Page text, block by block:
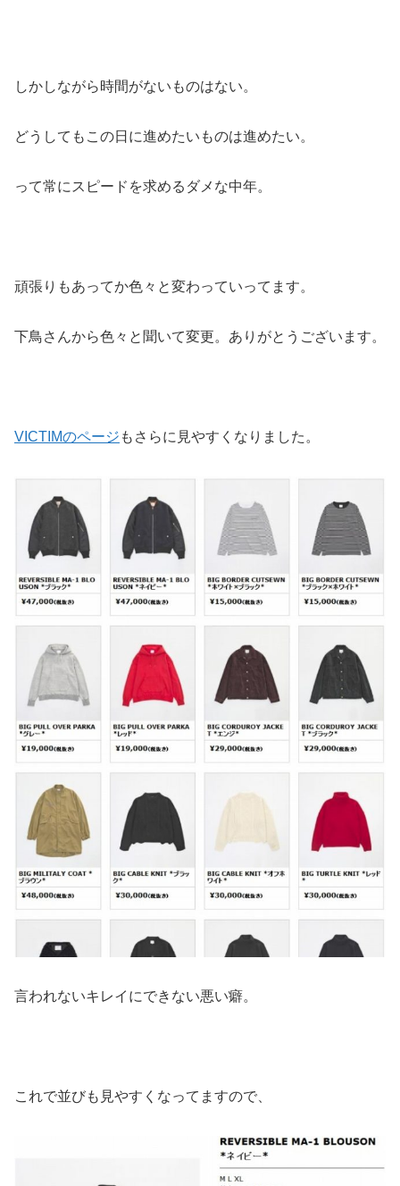
しかしながら時間がないものはない。
どうしてもこの日に進めたいものは進めたい。
って常にスピードを求めるダメな中年。
頑張りもあってか色々と変わっていってます。
下鳥さんから色々と聞いて変更。ありがとうございます。
VICTIMのページ もさらに見やすくなりました。
言われないキレイにできない悪い癖。
これで並びも見やすくなってますので、